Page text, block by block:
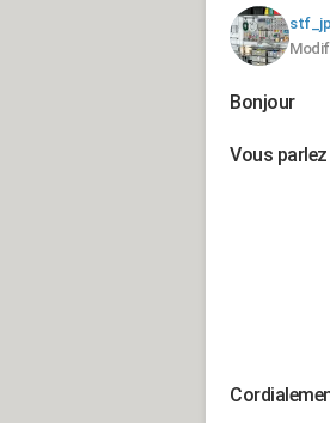
Bonjour
Vous